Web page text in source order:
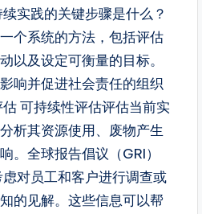
实践的关键步骤是什么？
个系统的方法，包括评估
以及设定可衡量的目标。
响并促进社会责任的组织
可持续性评估评估当前实
析其资源使用、废物产生
。全球报告倡议（GRI）
对员工和客户进行调查或
的见解。这些信息可以帮